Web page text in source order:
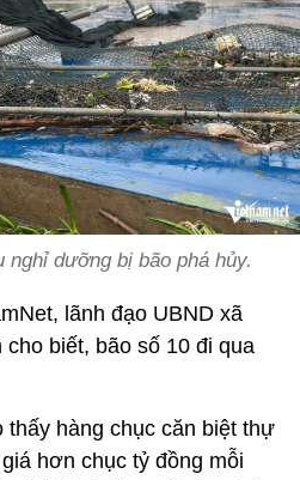
dưỡng bị bão phá hủy.
lãnh đạo UBND xã
biết, bão số 10 đi qua
thấy hàng chục căn biệt thự
hơn chục tỷ đồng mỗi